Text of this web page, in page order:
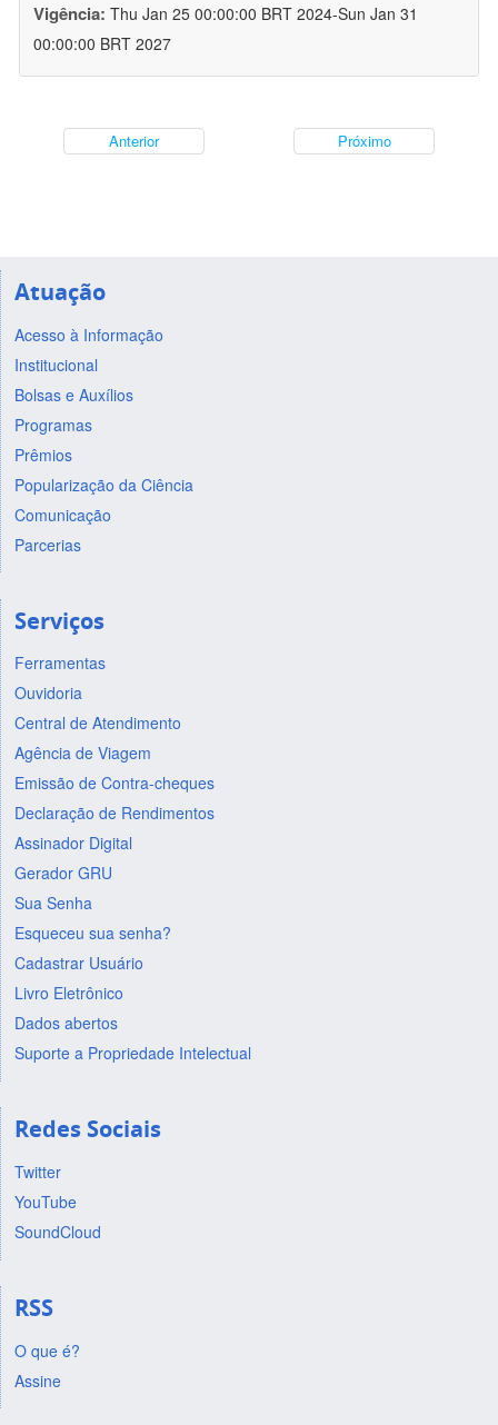
Vigência: Thu Jan 25 00:00:00 BRT 2024-Sun Jan 31
00:00:00 BRT 2027
Anterior Próximo
Atuação
Acesso à Informação
Institucional
Bolsas e Auxílios
Programas
Prêmios
Popularização da Ciência
Comunicação
Parcerias
Serviços
Ferramentas
Ouvidoria
Central de Atendimento
Agência de Viagem
Emissão de Contra-cheques
Declaração de Rendimentos
Assinador Digital
Gerador GRU
Sua Senha
Esqueceu sua senha?
Cadastrar Usuário
Livro Eletrônico
Dados abertos
Suporte a Propriedade Intelectual
Redes Sociais
Twitter
YouTube
SoundCloud
RSS
O que é?
Assine